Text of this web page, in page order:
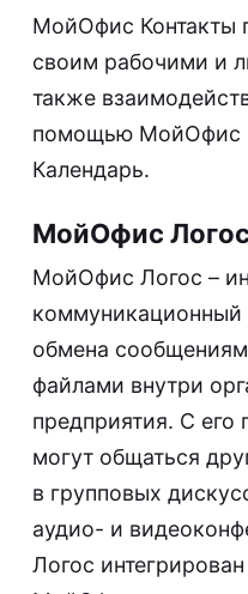
МойОфис Контакты
своим рабочими и
также
помощью МойОфис
Календарь.
МойОфис Логос
МойОфис Логос –
коммуникационный
обмена
файлами внутри
предприятия. С
могут общаться
в групповых
аудио- и
Логос